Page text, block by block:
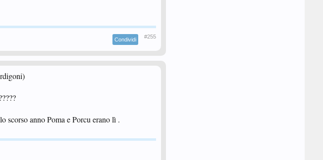
Condividi #255
scorso anno Poma e Porcu erano lì .